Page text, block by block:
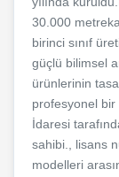
30.000
birinci sınıf
güçlü bilimsel
ürünlerinin
profesyonel
İdaresi
sahibi., lisans
modelleri